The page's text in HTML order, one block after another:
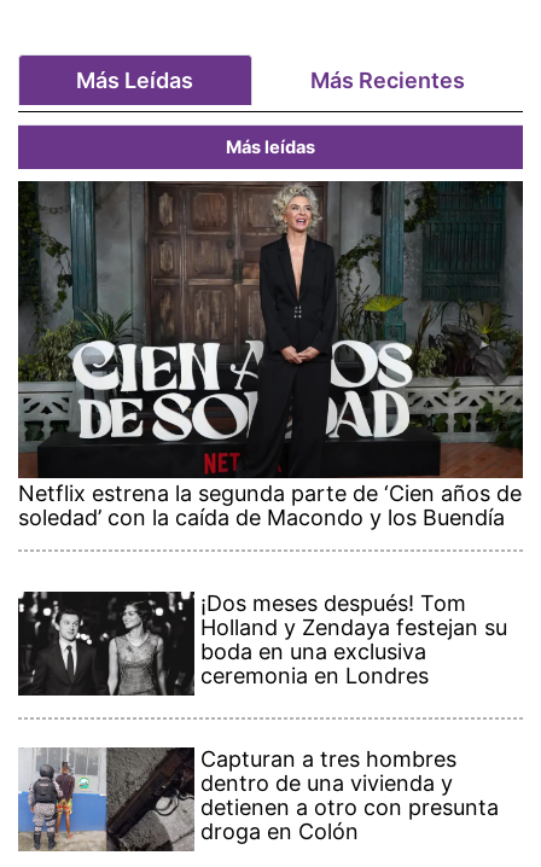
Más Leídas Más Recientes
Más leídas
Netflix estrena la segunda parte de ‘Cien años de
soledad’ con la caída de Macondo y los Buendía
¡Dos meses después! Tom
Holland y Zendaya festejan su
boda en una exclusiva
ceremonia en Londres
Capturan a tres hombres
dentro de una vivienda y
detienen a otro con presunta
droga en Colón